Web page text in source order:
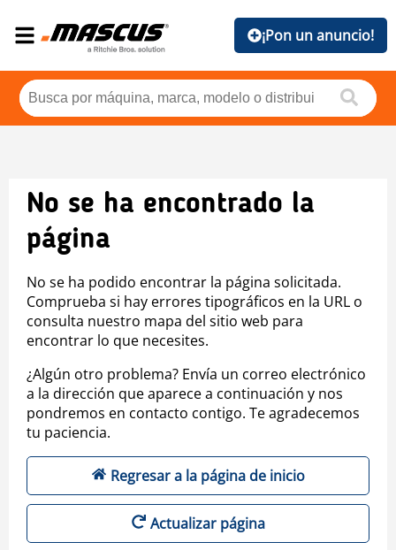
¡Pon un anuncio!
No se ha encontrado la
página
No se ha podido encontrar la página solicitada.
Comprueba si hay errores tipográficos en la URL o
consulta nuestro mapa del sitio web para
encontrar lo que necesites.
¿Algún otro problema? Envía un correo electrónico
a la dirección que aparece a continuación y nos
pondremos en contacto contigo. Te agradecemos
tu paciencia.
Regresar a la página de inicio
Actualizar página